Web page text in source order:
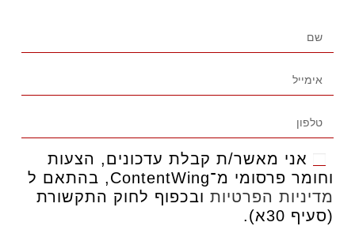
אני מאשר/ת קבלת עדכונים, הצעות
וחומר פרסומי מ־ContentWing, בהתאם ל
מדיניות הפרטיות ובכפוף לחוק התקשורת
(סעיף 30א).